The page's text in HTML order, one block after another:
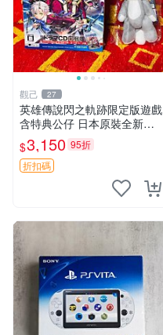
觀己 27
英雄傳說閃之軌跡限定版遊戲
含特典公仔 日本原裝全新未
拆封 圖像即實物 閃之軌跡 游
戲 公仔
$3,150 95折
折扣碼